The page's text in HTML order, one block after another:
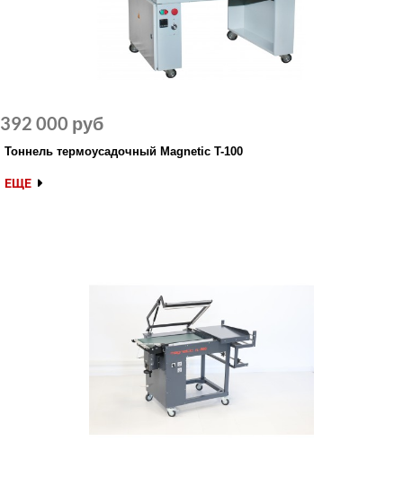
Тоннель термоусадочный Magnetic T-100
392 000 руб
ЕЩЕ